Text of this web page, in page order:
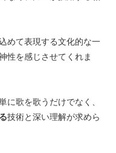
めて表現する文化的な一
性を感じさせてくれま
に歌を歌うだけでなく、
技術と深い理解が求めら